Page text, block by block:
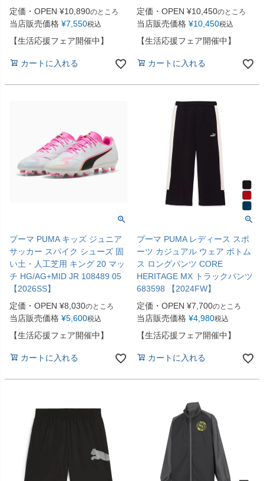
定価・OPEN ¥10,890のところ
当店販売価格 ¥7,550税込
【生活応援フェア開催中】
カートに入れる
定価・OPEN ¥10,450のところ
当店販売価格 ¥10,450税込
【生活応援フェア開催中】
カートに入れる
プーマ PUMA キッズ ジュニア
サッカー スパイク シューズ 固
い土・人工芝用 キング 20 マッ
チ HG/AG+MID JR 108489 05
【2026SS】
定価・OPEN ¥8,030のところ
当店販売価格 ¥5,600税込
【生活応援フェア開催中】
カートに入れる
プーマ PUMA レディース スポ
ーツ カジュアル ウェア ボトム
ス ロングパンツ CORE
HERITAGE MX トラックパンツ
683598 【2024FW】
定価・OPEN ¥7,700のところ
当店販売価格 ¥4,980税込
【生活応援フェア開催中】
カートに入れる